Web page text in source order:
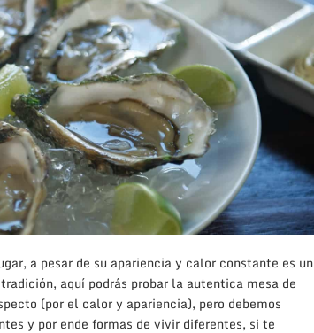
a pesar de su apariencia y calor constante es un
aquí podrás probar la autentica mesa de
(por el calor y apariencia), pero debemos
y por ende formas de vivir diferentes, si te